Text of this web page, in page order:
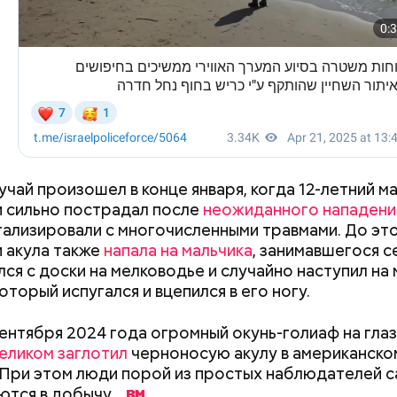
произошел в конце января, когда 12-летний
пострадал после неожиданного
с многочисленными травмами. До
также напала на мальчика, занимавшегося
с доски на мелководье и случайно наступил
испугался и вцепился в его ногу.
2024 года огромный окунь-голиаф на
заглотил черноносую акулу в
этом люди порой из простых наблюдателей
Тадзима потеряла мужа. А спустя 11 лет
человеком в Японии, а в 2017-м — старейшим
Также она была последним человеком,
Тадзима умерла 21 апреля 2018 года, прожив
политика Инэдзиро Асанумы
что у человека крайне мало шансов
на пути у акулы. Ни один метод и способ защиты
стрессовой ситуации не помогает, ведь у
больше преимуществ в воде как по выносливости,
Выломал дверь ванной и
зарезал: почему москвич
жестоко убил беременную
жену
Похудеть
чем полезно это
продукты,
производят